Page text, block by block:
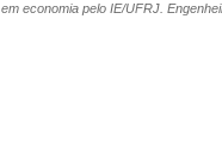
economia pelo IE/UFRJ.